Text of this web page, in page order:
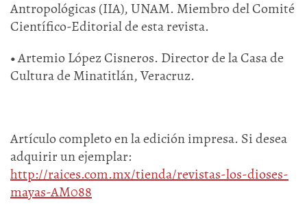
Antropológicas (IIA), UNAM. Miembro del Comité
Científico-Editorial de esta revista.
•Artemio López Cisneros. Director de la Casa de
Cultura de Minatitlán, Veracruz.
Artículo completo en la edición impresa. Si desea
adquirir un ejemplar:
http://raices.com.mx/tienda/revistas-los-dioses-
mayas-AM088